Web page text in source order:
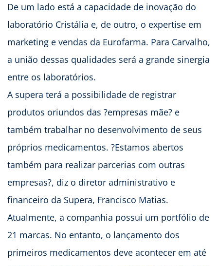
De um lado está a capacidade de inovação do
laboratório Cristália e, de outro, o expertise em
marketing e vendas da Eurofarma. Para Carvalho,
a união dessas qualidades será a grande sinergia
entre os laboratórios.
A supera terá a possibilidade de registrar
produtos oriundos das ?empresas mãe? e
também trabalhar no desenvolvimento de seus
próprios medicamentos. ?Estamos abertos
também para realizar parcerias com outras
empresas?, diz o diretor administrativo e
financeiro da Supera, Francisco Matias.
Atualmente, a companhia possui um portfólio de
21 marcas. No entanto, o lançamento dos
primeiros medicamentos deve acontecer em até